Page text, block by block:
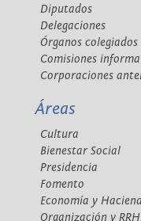
Diputados
Delegaciones
Órganos colegiados
Comisiones
Corporaciones
Áreas
Cultura
Bienestar Social
Presidencia
Fomento
Economía y
Organización y